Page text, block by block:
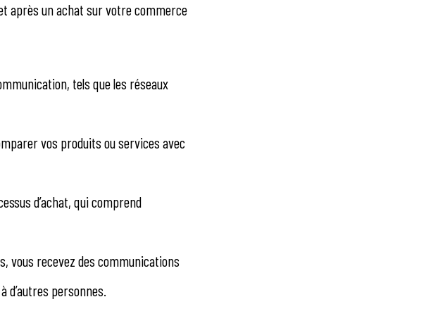
après un achat sur votre commerce
tels que les réseaux
vos produits ou services avec
d’achat, qui comprend
vous recevez des communications
d’autres personnes.